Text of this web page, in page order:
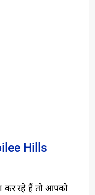
Hills
कर रहे हैं तो आपको